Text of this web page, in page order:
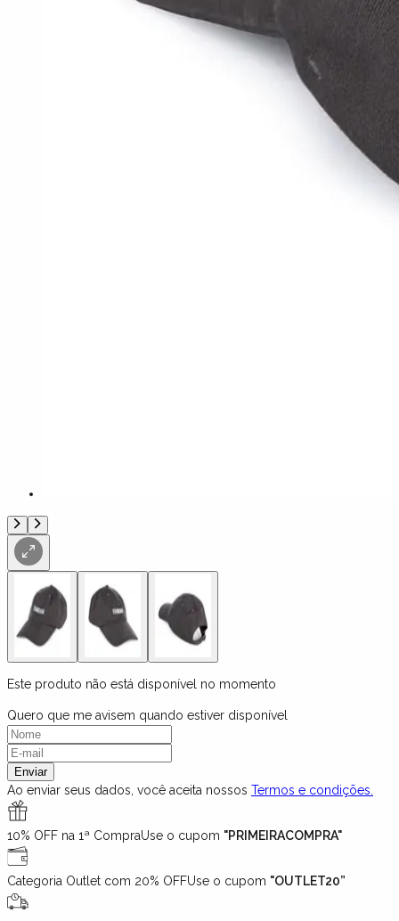
Este produto não está disponível no momento
Quero que me avisem quando estiver disponível
Enviar
Ao enviar seus dados, você aceita nossos Termos e condições.
10% OFF na 1ª CompraUse o cupom "PRIMEIRACOMPRA"
Categoria Outlet com 20% OFFUse o cupom "OUTLET20”